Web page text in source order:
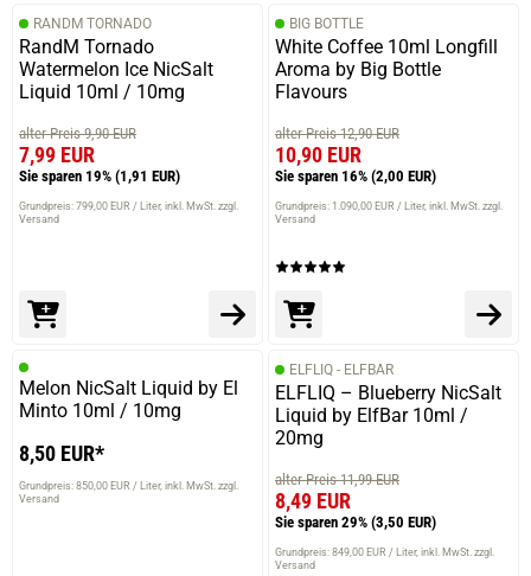
RANDM TORNADO
RandM Tornado
Watermelon Ice NicSalt
Liquid 10ml / 10mg
alter Preis 9,90 EUR
7,99 EUR
Sie sparen 19% (1,91 EUR)
Grundpreis: 799,00 EUR / Liter inkl. MwSt. zzgl.
Versand
BIG BOTTLE
White Coffee 10ml Longfill
Aroma by Big Bottle
Flavours
alter Preis 12,90 EUR
10,90 EUR
Sie sparen 16% (2,00 EUR)
Grundpreis: 1.090,00 EUR / Liter inkl. MwSt. zzgl.
Versand
Melon NicSalt Liquid by El
Minto 10ml / 10mg
8,50 EUR*
Grundpreis: 850,00 EUR / Liter inkl. MwSt. zzgl.
Versand
ELFLIQ - ELFBAR
ELFLIQ – Blueberry NicSalt
Liquid by ElfBar 10ml /
20mg
alter Preis 11,99 EUR
8,49 EUR
Sie sparen 29% (3,50 EUR)
Grundpreis: 849,00 EUR / Liter inkl. MwSt. zzgl.
Versand